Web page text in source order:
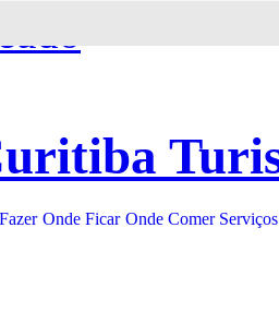
Onde Ficar Onde Comer Serviços